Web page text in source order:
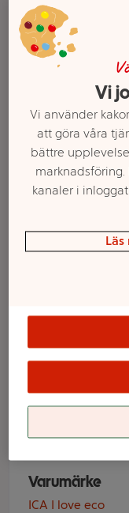
ICA
Varumärke
ICA I love eco
Vi
Vi använder
att göra våra
bättre
kanaler i
Läs